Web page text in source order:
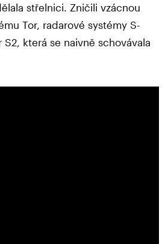
střelnici. Zničili vzácnou
Tor, radarové systémy S-
která se naivně schovávala